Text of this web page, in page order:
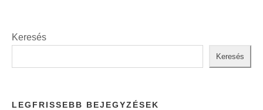
Keresés
Keresés
LEGFRISSEBB BEJEGYZÉSEK